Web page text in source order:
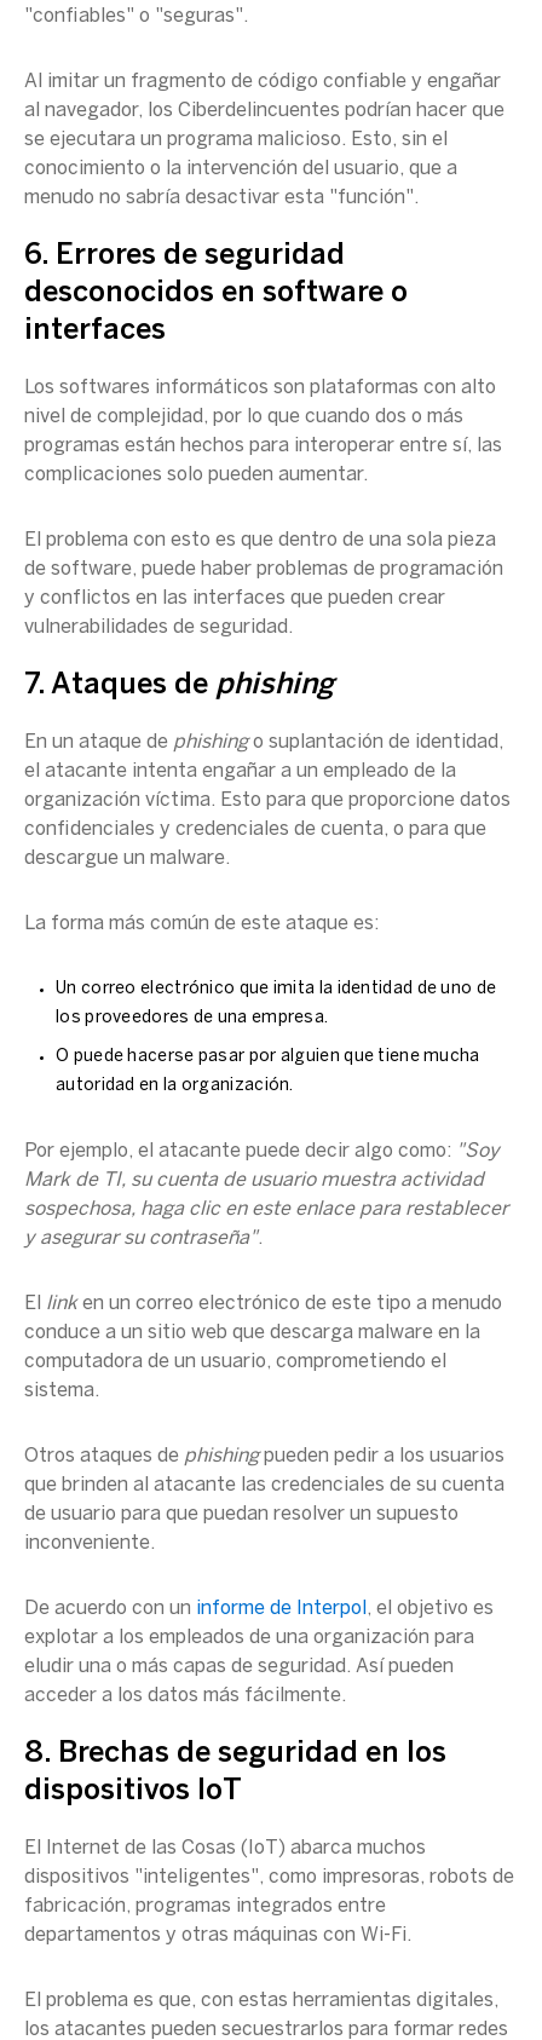
"confiables" o "seguras".
Al imitar un fragmento de código confiable y engañar
al navegador, los Ciberdelincuentes podrían hacer que
se ejecutara un programa malicioso. Esto, sin el
conocimiento o la intervención del usuario, que a
menudo no sabría desactivar esta "función".
6. Errores de seguridad
desconocidos en software o
interfaces
Los softwares informáticos son plataformas con alto
nivel de complejidad, por lo que cuando dos o más
programas están hechos para interoperar entre sí, las
complicaciones solo pueden aumentar.
El problema con esto es que dentro de una sola pieza
de software, puede haber problemas de programación
y conflictos en las interfaces que pueden crear
vulnerabilidades de seguridad.
7. Ataques de phishing
En un ataque de phishingo suplantación de identidad,
el atacante intenta engañar a un empleado de la
organización víctima. Esto para que proporcione datos
confidenciales y credenciales de cuenta, o para que
descargue un malware.
La forma más común de este ataque es:
Un correo electrónico que imita la identidad de uno de
los proveedores de una empresa.
O puede hacerse pasar por alguien que tiene mucha
autoridad en la organización.
Por ejemplo, el atacante puede decir algo como: "Soy
Mark de TI, su cuenta de usuario muestra actividad
sospechosa, haga clic en este enlace para restablecer
y asegurar su contraseña".
El linken un correo electrónico de este tipo a menudo
conduce a un sitio web que descarga malware en la
computadora de un usuario, comprometiendo el
sistema.
Otros ataques de phishingpueden pedir a los usuarios
que brinden al atacante las credenciales de su cuenta
de usuario para que puedan resolver un supuesto
inconveniente.
De acuerdo con un informe de Interpol , el objetivo es
explotar a los empleados de una organización para
eludir una o más capas de seguridad. Así pueden
acceder a los datos más fácilmente.
8. Brechas de seguridad en los
dispositivos IoT
El Internet de las Cosas (IoT) abarca muchos
dispositivos "inteligentes", como impresoras, robots de
fabricación, programas integrados entre
departamentos y otras máquinas con Wi-Fi.
El problema es que, con estas herramientas digitales,
los atacantes pueden secuestrarlos para formar redes